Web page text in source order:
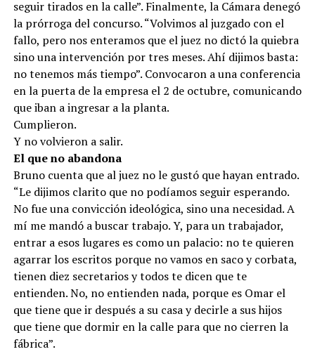
seguir tirados en la calle”. Finalmente, la Cámara denegó
la prórroga del concurso. “Volvimos al juzgado con el
fallo, pero nos enteramos que el juez no dictó la quiebra
sino una intervención por tres meses. Ahí dijimos basta:
no tenemos más tiempo”. Convocaron a una conferencia
en la puerta de la empresa el 2 de octubre, comunicando
que iban a ingresar a la planta.
Cumplieron.
Y no volvieron a salir.
El que no abandona
Bruno cuenta que al juez no le gustó que hayan entrado.
“Le dijimos clarito que no podíamos seguir esperando.
No fue una convicción ideológica, sino una necesidad. A
mí me mandó a buscar trabajo. Y, para un trabajador,
entrar a esos lugares es como un palacio: no te quieren
agarrar los escritos porque no vamos en saco y corbata,
tienen diez secretarios y todos te dicen que te
entienden. No, no entienden nada, porque es Omar el
que tiene que ir después a su casa y decirle a sus hijos
que tiene que dormir en la calle para que no cierren la
fábrica”.